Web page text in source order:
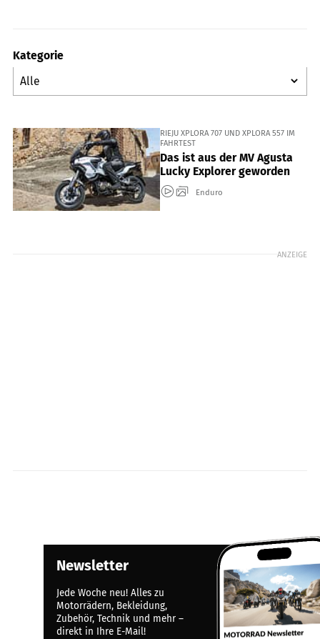
Kategorie
RIEJU XPLORA 707 UND XPLORA 557 IM
FAHRTEST
Das ist aus der MV Agusta
Lucky Explorer geworden
Enduro
ANZEIGE
Newsletter
Jede Woche neu! Alles zu
Motorrädern, Bekleidung,
Zubehör, Technik und mehr –
direkt in Ihre E-Mail!